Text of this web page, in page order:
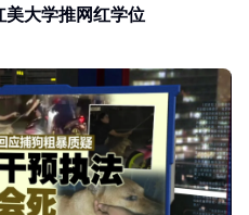
美大学推网红学位